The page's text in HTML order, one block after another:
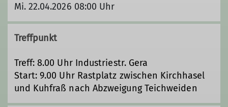
Mi. 22.04.2026 08:00 Uhr
Treffpunkt
Treff: 8.00 Uhr Industriestr. Gera
Start: 9.00 Uhr Rastplatz zwischen Kirchhasel
und Kuhfraß nach Abzweigung Teichweiden